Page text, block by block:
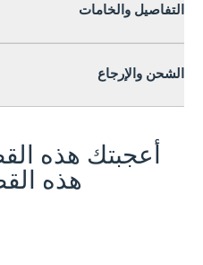
التفاصيل والخامات
الشحن والإرجاع
أعجبتك هذه
هذه